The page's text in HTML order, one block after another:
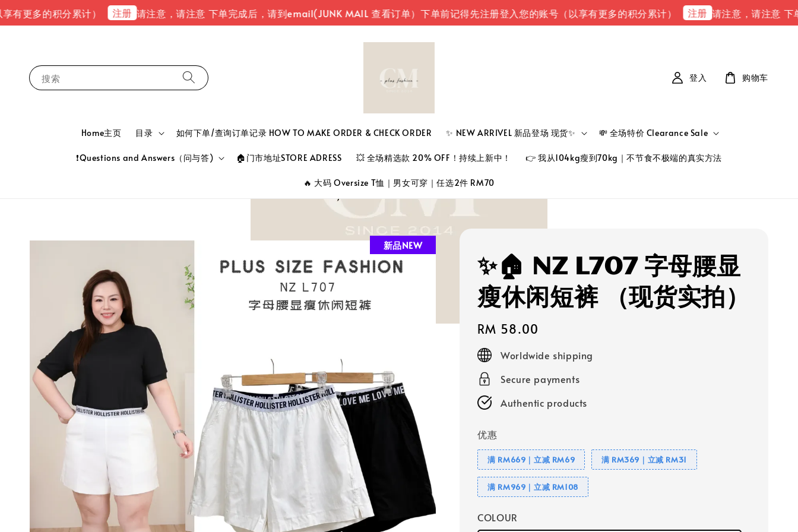
的积分累计） 注册 请注意，请注意 下单完成后，请到email(JUNK MAIL 查看订单）下单前记得先注册登入您的账号（以享有更多的积分累计） 注册 请注意，请注意 下单完
搜索
Home主页 目录 如何下单/查询订单记录 HOW TO MAKE ORDER & CHECK ORDER ✨ NEW ARRIVEL 新品登场 现货✨ 💸 全场特价 Clearance Sale
❗Questions and Answers（问与答) 🏠门市地址STORE ADRESS 💥 全场精选款 20% OFF！持续上新中！ 👉 我从104kg瘦到70kg｜不节食不极端的真实方法
🔥 大码 Oversize T恤｜男女可穿｜任选2件 RM70
登入 购物车
新品NEW
✨🏠 NZ L707 字母腰显
瘦休闲短裤 （现货实拍）
Regular
price
RM 58.00
Worldwide shipping
Secure payments
Authentic products
优惠
满 RM669｜立减 RM69 满 RM369｜立减 RM31
满 RM969｜立减 RM108
COLOUR